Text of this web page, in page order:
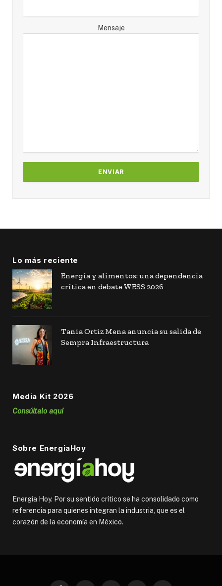
Mensaje
Lo más reciente
Energía y alimentos: una dependencia
crítica en debate WESS 2026
Tania Ortiz Mena anuncia su salida de
Sempra Infraestructura
Media Kit 2026
Consúltalo aquí
Sobre EnergiaHoy
Energía Hoy. Por su sentido crítico se ha consolidado como
referencia para quienes integran la industria, que es el
corazón de la economía en México.